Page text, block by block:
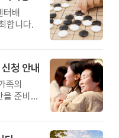
배
합니다.
청 안내
족의
준비해